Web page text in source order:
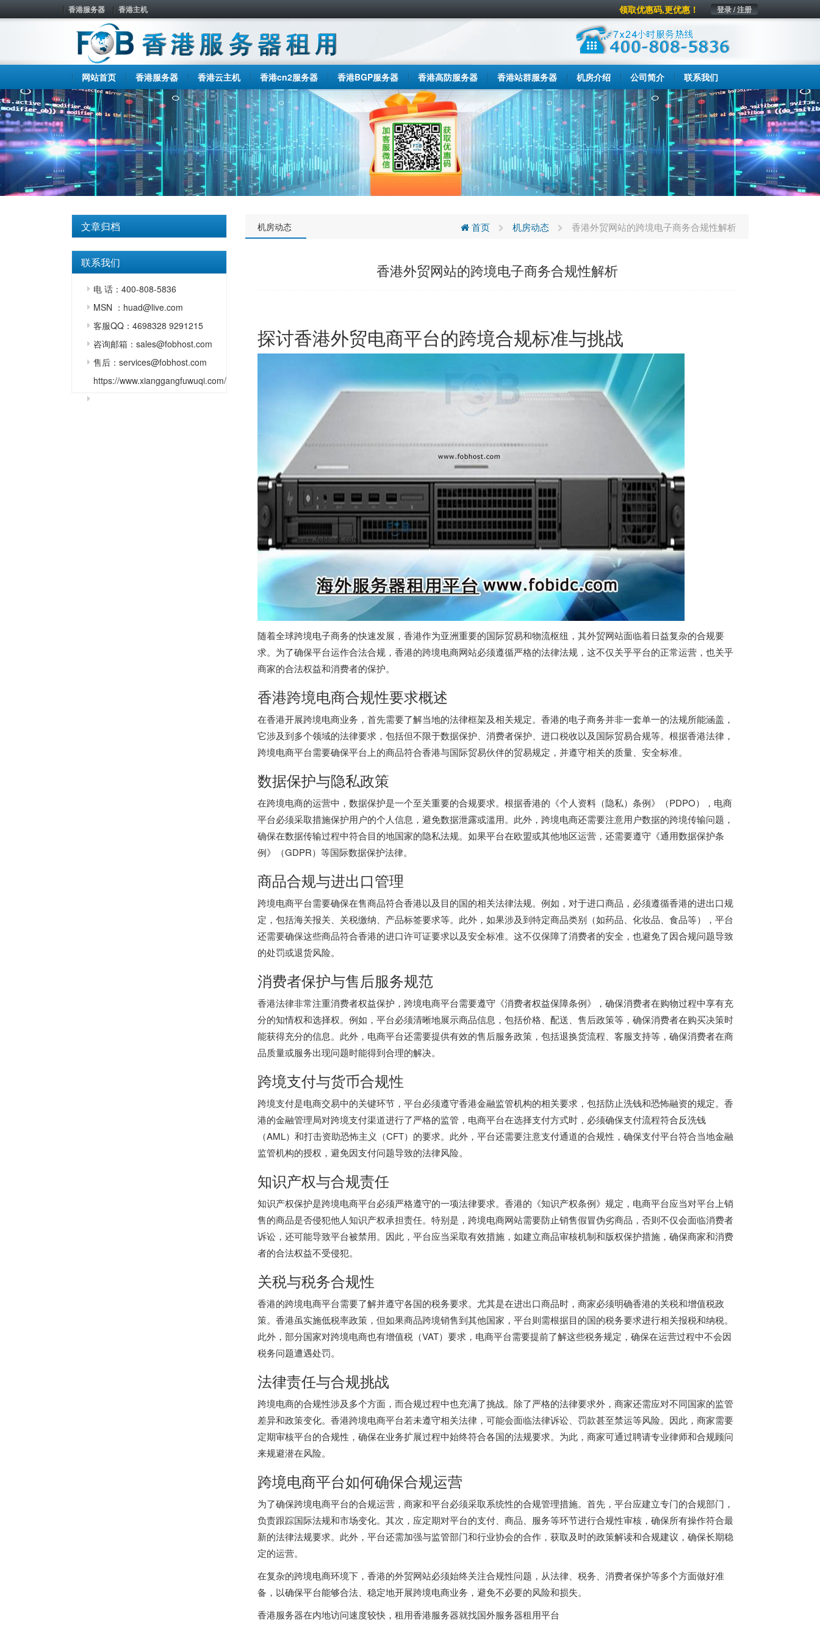
香港服务器 香港主机 登录 / 注册
领取优惠码,更优惠！
网站首页 香港服务器 香港云主机 香港cn2服务器 香港BGP服务器 香港高防服务器 香港站群服务器 机房介绍 公司简介 联系我们
文章归档
联系我们
电 话：400-808-5836
MSN ：huad@live.com
客服QQ：4698328 9291215
咨询邮箱：sales@fobhost.com
售后：services@fobhost.com
https://www.xianggangfuwuqi.com/
机房动态 首页 机房动态 香港外贸网站的跨境电子商务合规性解析
香港外贸网站的跨境电子商务合规性解析
探讨香港外贸电商平台的跨境合规标准与挑战
随着全球跨境电子商务的快速发展，香港作为亚洲重要的国际贸易和物流枢纽，其外贸网站面临着日益复杂的合规要
求。为了确保平台运作合法合规，香港的跨境电商网站必须遵循严格的法律法规，这不仅关乎平台的正常运营，也关乎
商家的合法权益和消费者的保护。
香港跨境电商合规性要求概述
在香港开展跨境电商业务，首先需要了解当地的法律框架及相关规定。香港的电子商务并非一套单一的法规所能涵盖，
它涉及到多个领域的法律要求，包括但不限于数据保护、消费者保护、进口税收以及国际贸易合规等。根据香港法律，
跨境电商平台需要确保平台上的商品符合香港与国际贸易伙伴的贸易规定，并遵守相关的质量、安全标准。
数据保护与隐私政策
在跨境电商的运营中，数据保护是一个至关重要的合规要求。根据香港的《个人资料（隐私）条例》（PDPO），电商
平台必须采取措施保护用户的个人信息，避免数据泄露或滥用。此外，跨境电商还需要注意用户数据的跨境传输问题，
确保在数据传输过程中符合目的地国家的隐私法规。如果平台在欧盟或其他地区运营，还需要遵守《通用数据保护条
例》（GDPR）等国际数据保护法律。
商品合规与进出口管理
跨境电商平台需要确保在售商品符合香港以及目的国的相关法律法规。例如，对于进口商品，必须遵循香港的进出口规
定，包括海关报关、关税缴纳、产品标签要求等。此外，如果涉及到特定商品类别（如药品、化妆品、食品等），平台
还需要确保这些商品符合香港的进口许可证要求以及安全标准。这不仅保障了消费者的安全，也避免了因合规问题导致
的处罚或退货风险。
消费者保护与售后服务规范
香港法律非常注重消费者权益保护，跨境电商平台需要遵守《消费者权益保障条例》，确保消费者在购物过程中享有充
分的知情权和选择权。例如，平台必须清晰地展示商品信息，包括价格、配送、售后政策等，确保消费者在购买决策时
能获得充分的信息。此外，电商平台还需要提供有效的售后服务政策，包括退换货流程、客服支持等，确保消费者在商
品质量或服务出现问题时能得到合理的解决。
跨境支付与货币合规性
跨境支付是电商交易中的关键环节，平台必须遵守香港金融监管机构的相关要求，包括防止洗钱和恐怖融资的规定。香
港的金融管理局对跨境支付渠道进行了严格的监管，电商平台在选择支付方式时，必须确保支付流程符合反洗钱
（AML）和打击资助恐怖主义（CFT）的要求。此外，平台还需要注意支付通道的合规性，确保支付平台符合当地金融
监管机构的授权，避免因支付问题导致的法律风险。
知识产权与合规责任
知识产权保护是跨境电商平台必须严格遵守的一项法律要求。香港的《知识产权条例》规定，电商平台应当对平台上销
售的商品是否侵犯他人知识产权承担责任。特别是，跨境电商网站需要防止销售假冒伪劣商品，否则不仅会面临消费者
诉讼，还可能导致平台被禁用。因此，平台应当采取有效措施，如建立商品审核机制和版权保护措施，确保商家和消费
者的合法权益不受侵犯。
关税与税务合规性
香港的跨境电商平台需要了解并遵守各国的税务要求。尤其是在进出口商品时，商家必须明确香港的关税和增值税政
策。香港虽实施低税率政策，但如果商品跨境销售到其他国家，平台则需根据目的国的税务要求进行相关报税和纳税。
此外，部分国家对跨境电商也有增值税（VAT）要求，电商平台需要提前了解这些税务规定，确保在运营过程中不会因
税务问题遭遇处罚。
法律责任与合规挑战
跨境电商的合规性涉及多个方面，而合规过程中也充满了挑战。除了严格的法律要求外，商家还需应对不同国家的监管
差异和政策变化。香港跨境电商平台若未遵守相关法律，可能会面临法律诉讼、罚款甚至禁运等风险。因此，商家需要
定期审核平台的合规性，确保在业务扩展过程中始终符合各国的法规要求。为此，商家可通过聘请专业律师和合规顾问
来规避潜在风险。
跨境电商平台如何确保合规运营
为了确保跨境电商平台的合规运营，商家和平台必须采取系统性的合规管理措施。首先，平台应建立专门的合规部门，
负责跟踪国际法规和市场变化。其次，应定期对平台的支付、商品、服务等环节进行合规性审核，确保所有操作符合最
新的法律法规要求。此外，平台还需加强与监管部门和行业协会的合作，获取及时的政策解读和合规建议，确保长期稳
定的运营。
在复杂的跨境电商环境下，香港的外贸网站必须始终关注合规性问题，从法律、税务、消费者保护等多个方面做好准
备，以确保平台能够合法、稳定地开展跨境电商业务，避免不必要的风险和损失。
香港服务器在内地访问速度较快，租用香港服务器就找国外服务器租用平台